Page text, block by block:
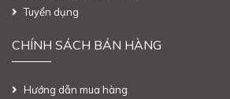
Tuyển dụng
CHÍNH SÁCH BÁN HÀNG
Hướng dẫn mua hàng